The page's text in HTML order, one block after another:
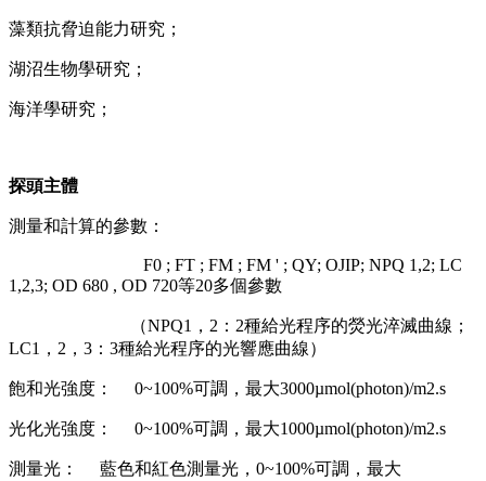
藻類抗脅迫能力研究；
湖沼生物學研究；
海洋學研究；
探頭主體
測量和計算的參數：
F0 ; FT ; FM ; FM ' ; QY; OJIP; NPQ 1,2; LC
1,2,3; OD 680 , OD 720等20多個參數
（NPQ1，2：2種給光程序的熒光淬滅曲線；
LC1，2，3：3種給光程序的光響應曲線）
飽和光強度： 0~100%可調，最大3000µmol(photon)/m2.s
光化光強度： 0~100%可調，最大1000µmol(photon)/m2.s
測量光： 藍色和紅色測量光，0~100%可調，最大